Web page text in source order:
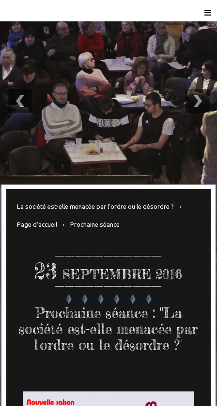
La société est-elle menacée par l'ordre ou le désordre ?
Page d'accueil Prochaine séance
23 SEPTEMBRE 2016
Prochaine séance : "La
société est-elle menacée par
l'ordre ou le désordre ?"